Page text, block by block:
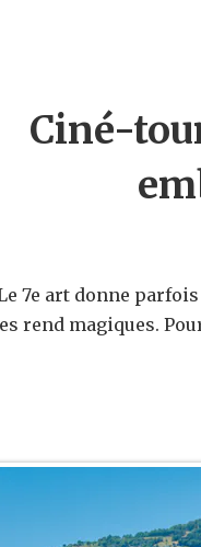
Ciné-
7e art donne
rend magiques.